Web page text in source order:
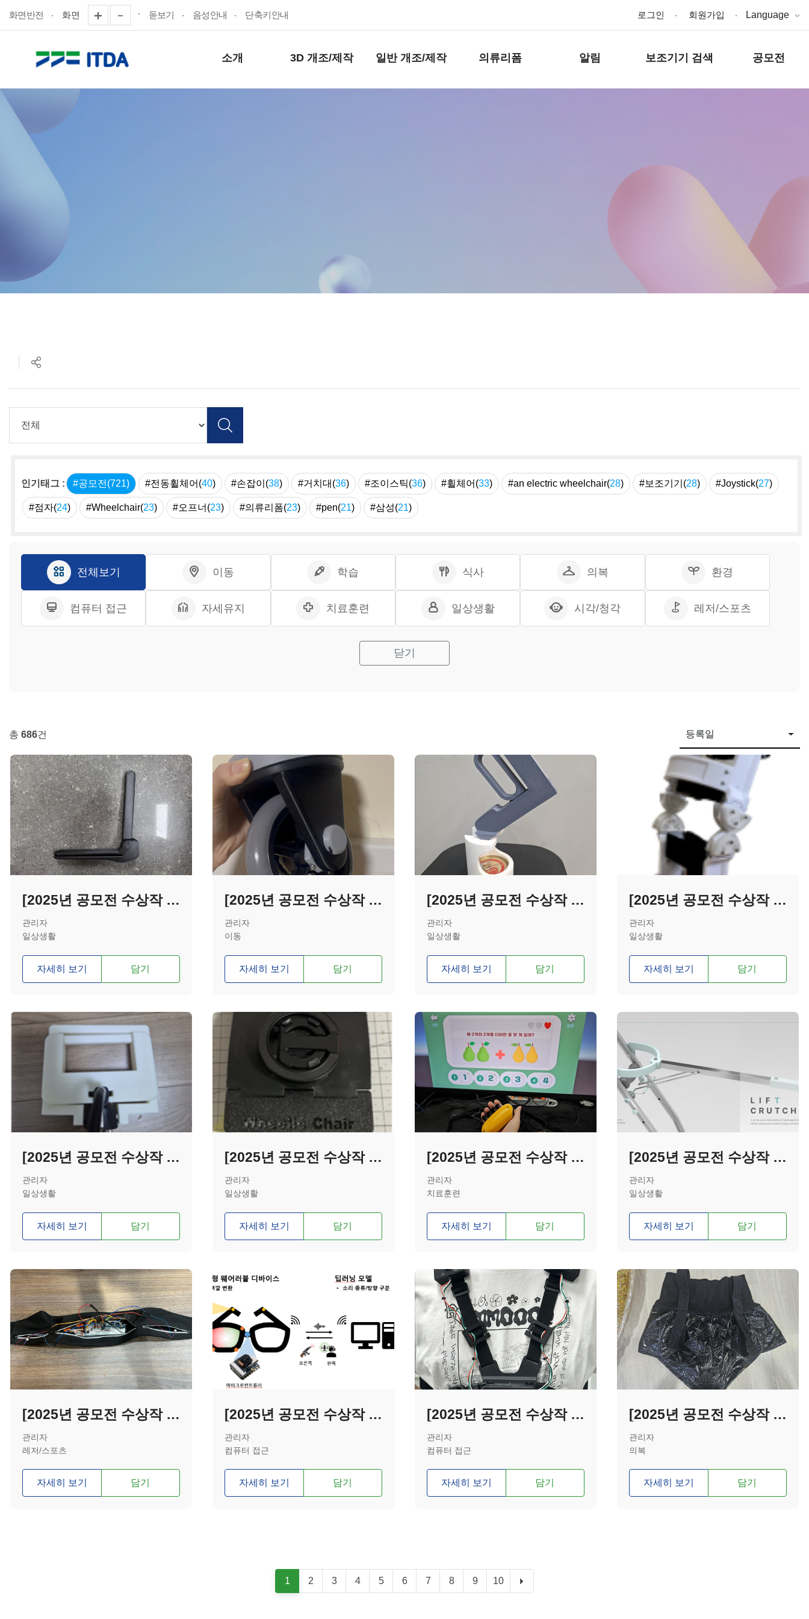
화면반전 화면 돋보기 음성안내 단축키안내 로그인 회원가입 Language
소개 3D 개조/제작 일반 개조/제작 의류리폼 알림 보조기기 검색 공모전
인기태그 : #공모전(721) #전동휠체어(40) #손잡이(38) #거치대(36) #조이스틱(36) #휠체어(33) #an electric wheelchair(28) #보조기기(28) #Joystick(27)
#점자(24) #Wheelchair(23) #오프너(23) #의류리폼(23) #pen(21) #삼성(21)
전체보기 이동 학습 식사 의복 환경
컴퓨터 접근 자세유지 치료훈련 일상생활 시각/청각 레저/스포츠
닫기
총 686건 등록일
[2025년 공모전 수상작 - 특별상] 휠체어용 짐받이(휴대용)
관리자
일상생활
자세히 보기 담기
[2025년 공모전 수상작 - 특별상] 충격을 흡수하는 무방향 자동 브레이크 성인 보행기 바퀴
관리자
이동
자세히 보기 담기
[2025년 공모전 수상작 - 입선] 원핸드 통조림 캔 오프너
관리자
일상생활
자세히 보기 담기
[2025년 공모전 수상작 - 우수상] 고령자를 위한 컴를라이언트 매커니즘 무릎 보조기
관리자
일상생활
자세히 보기 담기
[2025년 공모전 수상작 - 우수상] 간편 플러그 분리기
관리자
일상생활
자세히 보기 담기
[2025년 공모전 수상작 - 최우수상] 맥세이프 자석 기반 허벅지 핸드폰 거치대
관리자
일상생활
자세히 보기 담기
[2025년 공모전 수상작 - 최우수상] 근감소증 및 파킨슨병 환자를 위한 악력 재활 보조기기 및 재활콘텐츠
관리자
치료훈련
자세히 보기 담기
[2025년 공모전 수상작 - 입선] Lift Crutch
관리자
일상생활
자세히 보기 담기
[2025년 공모전 수상작 - 우수상] 시각장애인들을 위한 러닝 보조기기
관리자
레저/스포츠
자세히 보기 담기
[2025년 공모전 수상작 - 우수상] 소리를 색깔로, 사운드 글래스(Sound glass)
관리자
컴퓨터 접근
자세히 보기 담기
[2025년 공모전 수상작 - 대상] BRG(장애인 레이싱 게임 보조기기)
관리자
컴퓨터 접근
자세히 보기 담기
[2025년 공모전 수상작 - 특별상] 튜브 결합 팬티형 물놀이 보조도구
관리자
의복
자세히 보기 담기
1 2 3 4 5 6 7 8 9 10